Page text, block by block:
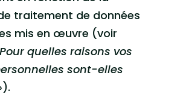
traitement de données
mis en œuvre (voir
Pour quelles raisons vos
sont-elles